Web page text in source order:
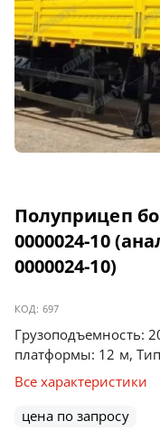
Полуприцеп
0000024-10
0000024-10)
КОД: 697
Грузоподъемность:
платформы: 12 м,
Все характеристики
цена по запросу